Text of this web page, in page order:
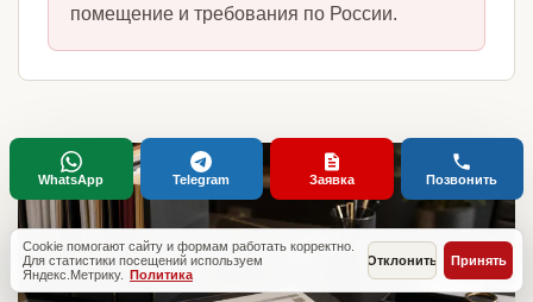
помещение и требования по России.
Cookie помогают сайту и формам работать корректно.
Для статистики посещений используем
Яндекс.Метрику. Политика
Отклонить Принять
WhatsApp Telegram Заявка Позвонить